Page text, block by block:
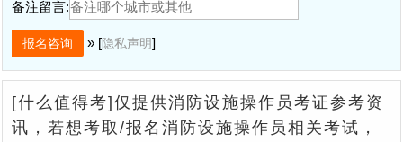
备注留言:
» [隐私声明]
[什么值得考]仅提供消防设施操作员考证参考资
讯，若想考取/报名消防设施操作员相关考试，